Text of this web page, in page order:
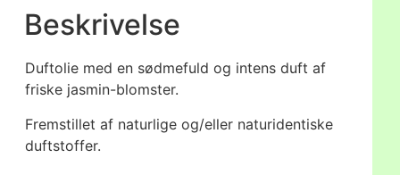
Beskrivelse
Duftolie med en sødmefuld og intens duft af
friske jasmin-blomster.
Fremstillet af naturlige og/eller naturidentiske
duftstoffer.